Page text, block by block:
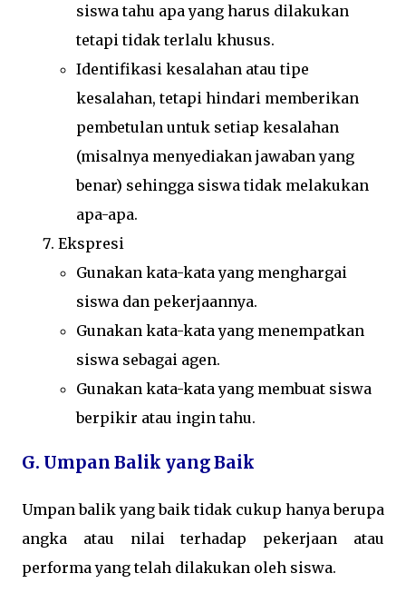
siswa tahu apa yang harus dilakukan
tetapi tidak terlalu khusus.
Identifikasi kesalahan atau tipe
kesalahan, tetapi hindari memberikan
pembetulan untuk setiap kesalahan
(misalnya menyediakan jawaban yang
benar) sehingga siswa tidak melakukan
apa-apa.
Ekspresi
Gunakan kata-kata yang menghargai
siswa dan pekerjaannya.
Gunakan kata-kata yang menempatkan
siswa sebagai agen.
Gunakan kata-kata yang membuat siswa
berpikir atau ingin tahu.
G. Umpan Balik yang Baik
Umpan balik yang baik tidak cukup hanya berupa
angka atau nilai terhadap pekerjaan atau
performa yang telah dilakukan oleh siswa.